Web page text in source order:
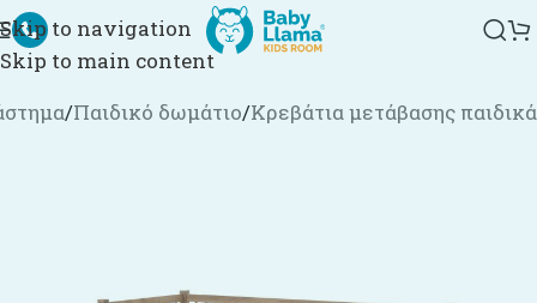
Skip to navigation
Skip to main content
/Παιδικό δωμάτιο/Κρεβάτια μετάβασης παιδικά